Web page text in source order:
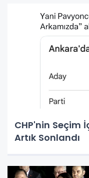
CHP'nin Seçim
Artık Sonlandı